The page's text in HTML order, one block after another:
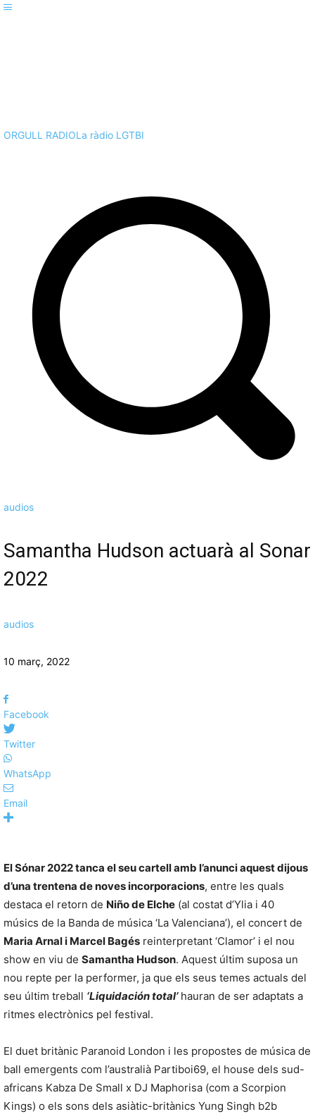
ORGULL RADIOLa ràdio LGTBI
audios
Samantha Hudson actuarà al Sonar
2022
audios
10 març, 2022
Facebook
Twitter
WhatsApp
Email
El Sónar 2022 tanca el seu cartell amb l’anunci aquest dijous
d’una trentena de noves incorporacions, entre les quals
destaca el retorn de Niño de Elche (al costat d’Ylia i 40
músics de la Banda de música ‘La Valenciana’), el concert de
Maria Arnal i Marcel Bagés reinterpretant ‘Clamor’ i el nou
show en viu de Samantha Hudson. Aquest últim suposa un
nou repte per la performer, ja que els seus temes actuals del
seu últim treball ‘Liquidación total’hauran de ser adaptats a
ritmes electrònics pel festival.
El duet britànic Paranoid London i les propostes de música de
ball emergents com l’australià Partiboi69, el house dels sud-
africans Kabza De Small x DJ Maphorisa (com a Scorpion
Kings) o els sons dels asiàtic-britànics Yung Singh b2b